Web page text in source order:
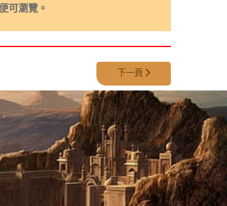
可瀏覽。
下一篇文章: 第 376 集 - 叉
下一頁